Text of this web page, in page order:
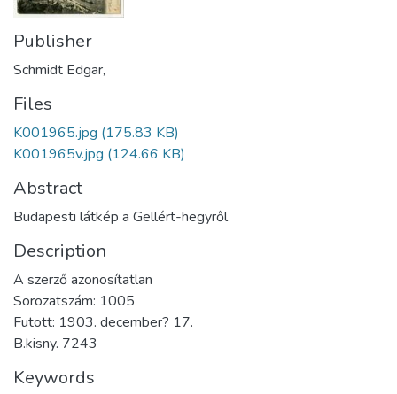
Publisher
Schmidt Edgar,
Files
K001965.jpg (175.83 KB)
K001965v.jpg (124.66 KB)
Abstract
Budapesti látkép a Gellért-hegyről
Description
A szerző azonosítatlan
Sorozatszám: 1005
Futott: 1903. december? 17.
B.kisny. 7243
Keywords